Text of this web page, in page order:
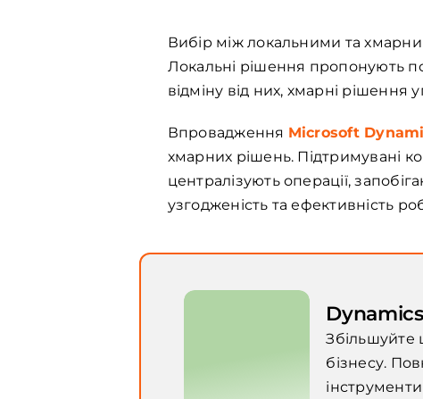
Вибір між локальними та
Локальні рішення пропонують
відміну від них, хмарні
Впровадження Microsoft
хмарних рішень. Підтримувані
централізують операції,
узгодженість та ефективність
Збільшуйте
бізнесу.